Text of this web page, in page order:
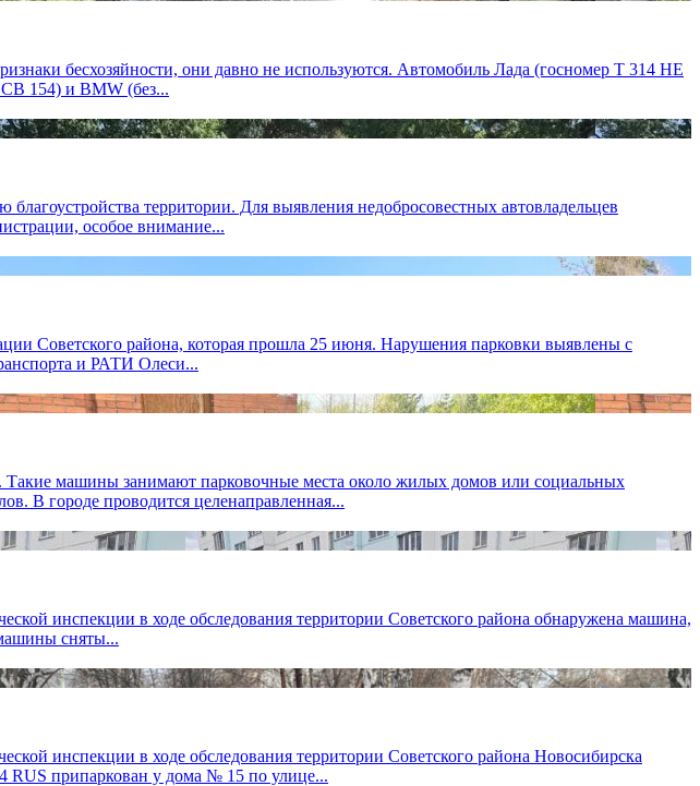
бесхозяйности, они давно не используются. Автомобиль Лада (госномер Т 314 НЕ
154) и BMW (без...
территории. Для выявления недобросовестных автовладельцев
особое внимание...
Советского района, которая прошла 25 июня. Нарушения парковки выявлены с
и РАТИ Олеси...
машины занимают парковочные места около жилых домов или социальных
В городе проводится целенаправленная...
инспекции в ходе обследования территории Советского района обнаружена машина,
сняты...
инспекции в ходе обследования территории Советского района Новосибирска
RUS припаркован у дома № 15 по улице...